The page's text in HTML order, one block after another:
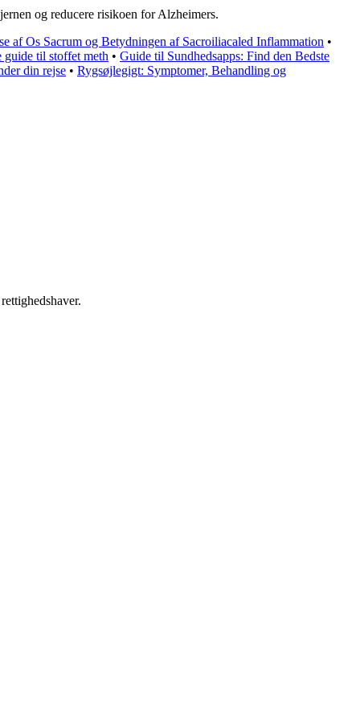
og reducere risikoen for Alzheimers.
af Os Sacrum og Betydningen af Sacroiliacaled Inflammation •
guide til stoffet meth • Guide til Sundhedsapps: Find den Bedste
din rejse • Rygsøjlegigt: Symptomer, Behandling og